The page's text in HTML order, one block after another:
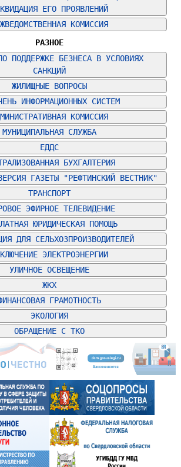
ЕГО ПРОЯВЛЕНИЙ
КОМИССИЯ
РАЗНОЕ
ПОДДЕРЖКЕ БЕЗНЕСА В УСЛОВИЯХ
САНКЦИЙ
ЖИЛИЩНЫЕ ВОПРОСЫ
ИНФОРМАЦИОННЫХ СИСТЕМ
КОМИССИЯ
МУНИЦИПАЛЬНАЯ СЛУЖБА
ЕДДС
БУХГАЛТЕРИЯ
ГАЗЕТЫ "РЕФТИНСКИЙ ВЕСТНИК"
ТРАНСПОРТ
ЭФИРНОЕ ТЕЛЕВИДЕНИЕ
ЮРИДИЧЕСКАЯ ПОМОЩЬ
ДЛЯ СЕЛЬХОЗПРОИЗВОДИТЕЛЕЙ
ЭЛЕКТРОЭНЕРГИИ
УЛИЧНОЕ ОСВЕЩЕНИЕ
ЖКХ
ГРАМОТНОСТЬ
ЭКОЛОГИЯ
ОБРАЩЕНИЕ С ТКО